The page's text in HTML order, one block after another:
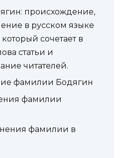
происхождение,
в русском языке
сочетает в
статьи и
читателей.
фамилии Бодягин
фамилии
фамилии в